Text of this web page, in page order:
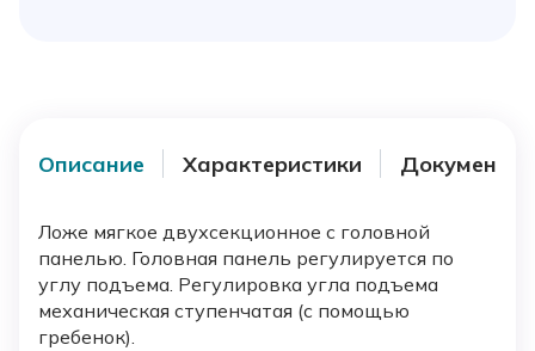
Описание Характеристики Документы
Ложе мягкое двухсекционное с головной
панелью. Головная панель регулируется по
углу подъема. Регулировка угла подъема
механическая ступенчатая (с помощью
гребенок).